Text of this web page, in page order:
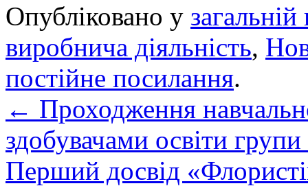
Опубліковано у загальній
виробнича діяльність,
постійне посилання.
← Проходження
здобувачами освіти
Перший досвід